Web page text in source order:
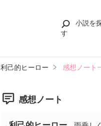
小説を
す
利己的ヒーロー 感想ノート
感想ノート